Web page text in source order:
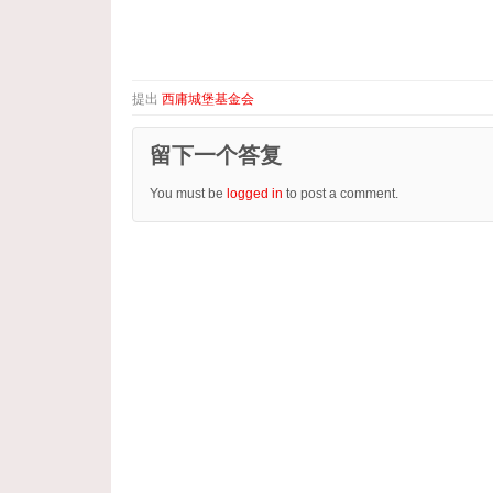
提出 西庸城堡基金会
留下一个答复
You must be logged in to post a comment.